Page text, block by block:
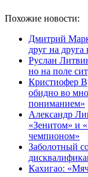
Похожие новости:
Дмитрий
друг на
Руслан
но на поле
Кристиофер
обидно во
пониманием»
Александр
«Зенитом» и
чемпионом»
Заболотный
Кахигао: